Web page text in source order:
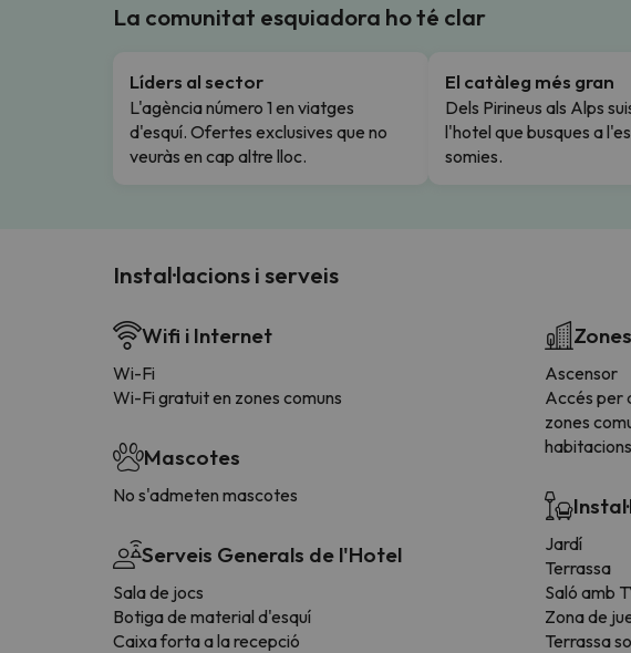
La comunitat esquiadora ho té clar
Líders al sector
L'agència número 1 en viatges
d'esquí. Ofertes exclusives que no
veuràs en cap altre lloc.
El catàleg més gran
Dels Pirineus als Alps
l'hotel que busques a
somies.
Instal·lacions i serveis
Wifi i Internet
Wi-Fi
Wi-Fi gratuit en zones comuns
Mascotes
No s'admeten mascotes
Serveis Generals de l'Hotel
Sala de jocs
Botiga de material d'esquí
Caixa forta a la recepció
Ascensor
Accés per
zones
Jardí
Terrassa
Saló amb
Zona de
Terrassa